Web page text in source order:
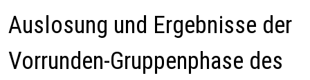
Auslosung und Ergebnisse der
Vorrunden-Gruppenphase des